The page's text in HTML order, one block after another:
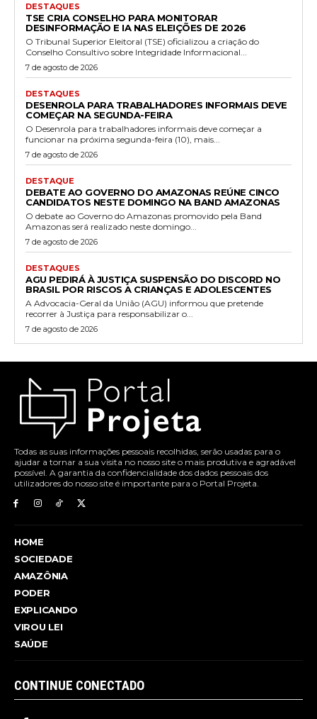
DESTAQUES
TSE CRIA CONSELHO PARA MONITORAR
DESINFORMAÇÃO E IA NAS ELEIÇÕES DE 2026
O Tribunal Superior Eleitoral (TSE) oficializou a criação do
Conselho Consultivo sobre Integridade Informacional...
7 de agosto de 2026
DESTAQUES
DESENROLA PARA TRABALHADORES INFORMAIS DEVE
COMEÇAR NA SEGUNDA-FEIRA
O Desenrola para trabalhadores informais deve começar a
funcionar na próxima segunda-feira (10), mais...
7 de agosto de 2026
DESTAQUE
DEBATE AO GOVERNO DO AMAZONAS REÚNE CINCO
CANDIDATOS NESTE DOMINGO NA BAND AMAZONAS
O debate ao Governo do Amazonas promovido pela Band
Amazonas será realizado neste domingo...
7 de agosto de 2026
DESTAQUES
AGU PEDIRÁ À JUSTIÇA SUSPENSÃO DO DISCORD NO
BRASIL POR RISCOS A CRIANÇAS E ADOLESCENTES
A Advocacia-Geral da União (AGU) informou que pretende
recorrer à Justiça para responsabilizar o...
7 de agosto de 2026
Todas as suas informações pessoais recolhidas, serão usadas para o
ajudar a tornar a sua visita no nosso site o mais produtiva e agradável
possível. A garantia da confidencialidade dos dados pessoais dos
utilizadores do nosso site é importante para o Portal Projeta.
HOME
SOCIEDADE
AMAZÔNIA
PODER
EXPLICANDO
VIROU LEI
SAÚDE
CONTINUE CONECTADO